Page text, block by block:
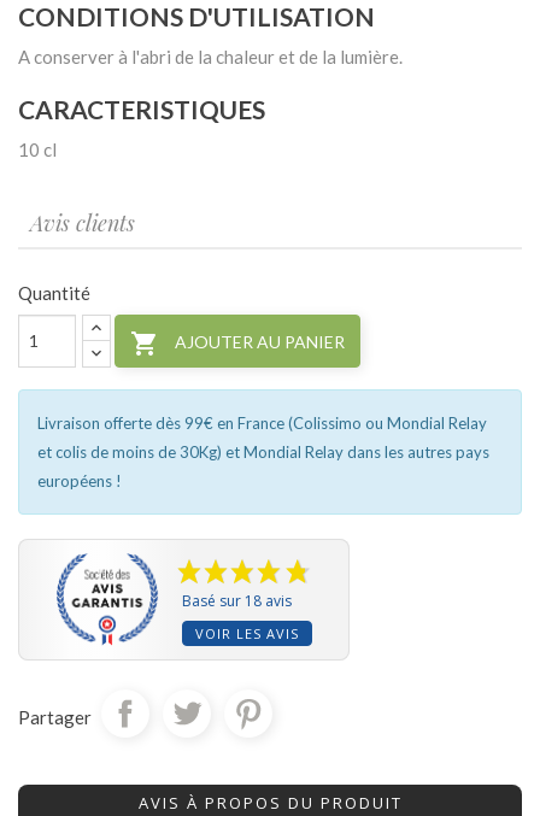
CONDITIONS D'UTILISATION
A conserver à l'abri de la chaleur et de la lumière.
CARACTERISTIQUES
10 cl
Avis clients
Quantité
 AJOUTER AU PANIER
Livraison offerte dès 99€ en France (Colissimo ou Mondial Relay
et colis de moins de 30Kg) et Mondial Relay dans les autres pays
européens !
Basé sur 18 avis
VOIR LES AVIS
Partager
AVIS À PROPOS DU PRODUIT